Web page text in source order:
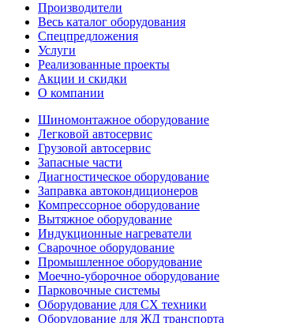
Производители
Весь каталог оборудования
Спецпредложения
Услуги
Реализованные проекты
Акции и скидки
О компании
Шиномонтажное оборудование
Легковой автосервис
Грузовой автосервис
Запасные части
Диагностическое оборудование
Заправка автокондиционеров
Компрессорное оборудование
Вытяжное оборудование
Индукционные нагреватели
Сварочное оборудование
Промышленное оборудование
Моечно-уборочное оборудование
Парковочные системы
Оборудование для СХ техники
Оборудование для ЖД транспорта